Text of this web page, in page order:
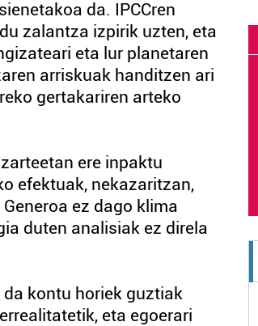
da. IPCCren
zalantza izpirik uzten, eta
eta lur planetaren
arriskuak handitzen ari
gertakariren arteko
ere inpaktu
efektuak, nekazaritzan,
ez dago klima
duten analisiak ez direla
kontu horiek guztiak
eta egoerari